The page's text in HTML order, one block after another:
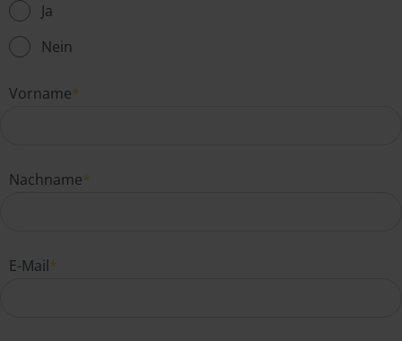
Ja
Nein
Vorname*
Nachname*
E-Mail*